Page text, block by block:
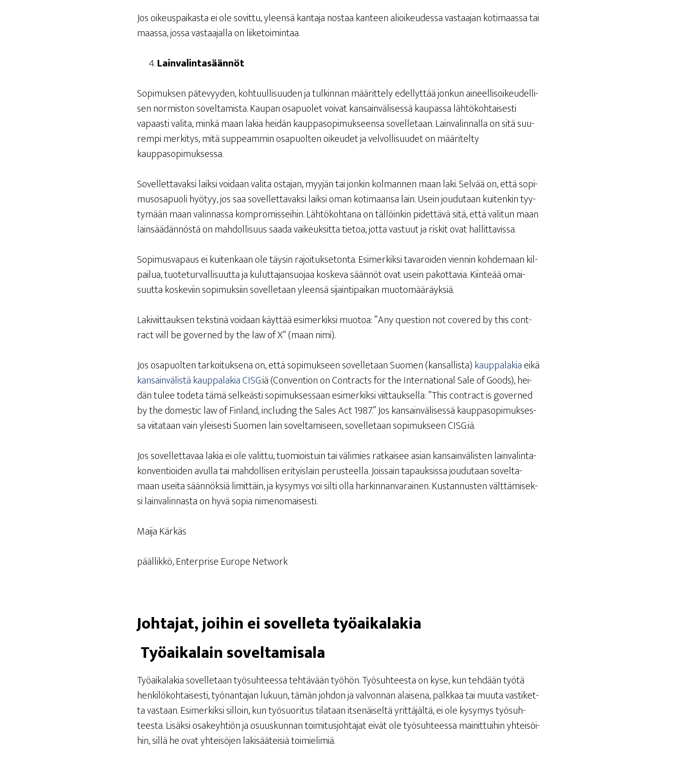
Jos oikeus­pai­kas­ta ei ole sovit­tu, yleen­sä kan­ta­ja nos­taa kan­teen alioi­keu­des­sa vas­taa­jan koti­maas­sa tai
maas­sa, jos­sa vas­taa­jal­la on liiketoimintaa.
Lain­va­lin­ta­sään­nöt
Sopi­muk­sen päte­vyy­den, koh­tuul­li­suu­den ja tul­kin­nan mää­rit­te­ly edel­lyt­tää jon­kun aineel­li­soi­keu­del­li­
sen nor­mis­ton sovel­ta­mis­ta. Kau­pan osa­puo­let voi­vat kan­sain­vä­li­ses­sä kau­pas­sa läh­tö­koh­tai­ses­ti
vapaas­ti vali­ta, min­kä maan lakia hei­dän kaup­pa­so­pi­muk­seen­sa sovel­le­taan. Lain­va­lin­nal­la on sitä suu­
rem­pi mer­ki­tys, mitä sup­peam­min osa­puol­ten oikeu­det ja vel­vol­li­suu­det on mää­ri­tel­ty
kauppasopimuksessa.
Sovel­let­ta­vak­si laik­si voi­daan vali­ta osta­jan, myy­jän tai jon­kin kol­man­nen maan laki. Sel­vää on, että sopi­
mus­os­a­puo­li hyö­tyy, jos saa sovel­let­ta­vak­si laik­si oman koti­maan­sa lain. Usein jou­du­taan kui­ten­kin tyy­
ty­mään maan valin­nas­sa kom­pro­mis­sei­hin. Läh­tö­koh­ta­na on täl­löin­kin pidet­tä­vä sitä, että vali­tun maan
lain­sää­dän­nös­tä on mah­dol­li­suus saa­da vai­keuk­sit­ta tie­toa, jot­ta vas­tuut ja ris­kit ovat hallittavissa.
Sopi­mus­va­paus ei kui­ten­kaan ole täy­sin rajoi­tuk­se­ton­ta. Esi­mer­kik­si tava­roi­den vien­nin koh­de­maan kil­
pai­lua, tuo­te­tur­val­li­suut­ta ja kulut­ta­jan­suo­jaa kos­ke­va sään­nöt ovat usein pakot­ta­via. Kiin­te­ää omai­
suut­ta kos­ke­viin sopi­muk­siin sovel­le­taan yleen­sä sijain­ti­pai­kan muotomääräyksiä.
Laki­viit­tauk­sen teks­ti­nä voi­daan käyt­tää esi­mer­kik­si muo­toa: ”Any ques­tion not cove­red by this cont­
ract will be gover­ned by the law of X“ (maan nimi).
Jos osa­puol­ten tar­koi­tuk­se­na on, että sopi­muk­seen sovel­le­taan Suo­men (kan­sal­lis­ta)kaup­pa­la­kiaeikä
kan­sain­vä­lis­tä kaup­pa­la­kia CISG:iä (Con­ven­tion on Cont­racts for the Inter­na­tio­nal Sale of Goods), hei­
dän tulee tode­ta tämä sel­keäs­ti sopi­muk­ses­saan esi­mer­kik­si viit­tauk­sel­la: ”This cont­ract is gover­ned
by the domes­tic law of Fin­land, inclu­ding the Sales Act 1987.” Jos kan­sain­vä­li­ses­sä kaup­pa­so­pi­muk­ses­
sa vii­ta­taan vain ylei­ses­ti Suo­men lain sovel­ta­mi­seen, sovel­le­taan sopi­muk­seen CISG:iä.
Jos sovel­let­ta­vaa lakia ei ole valit­tu, tuo­miois­tuin tai väli­mies rat­kai­see asian kan­sain­vä­lis­ten lain­va­lin­ta­
kon­ven­tioi­den avul­la tai mah­dol­li­sen eri­tyis­lain perus­teel­la. Jois­sain tapauk­sis­sa jou­du­taan sovel­ta­
maan usei­ta sään­nök­siä limit­täin, ja kysy­mys voi sil­ti olla har­kin­nan­va­rai­nen. Kus­tan­nus­ten vält­tä­mi­sek­
si lain­va­lin­nas­ta on hyvä sopia nimenomaisesti.
Mai­ja Kärkäs
pääl­lik­kö, Enterpri­se Euro­pe Network
Joh­ta­jat, joi­hin ei sovel­le­ta työaikalakia
Työ­ai­ka­lain soveltamisala
Työ­ai­ka­la­kia sovel­le­taan työ­suh­tees­sa teh­tä­vään työ­hön. Työ­suh­tees­ta on kyse, kun teh­dään työ­tä
hen­ki­lö­koh­tai­ses­ti, työ­nan­ta­jan lukuun, tämän joh­don ja val­von­nan alai­se­na, palk­kaa tai muu­ta vas­ti­ket­
ta vas­taan. Esi­mer­kik­si sil­loin, kun työ­suo­ri­tus tila­taan itse­näi­sel­tä yrit­tä­jäl­tä, ei ole kysy­mys työ­suh­
tees­ta. Lisäk­si osa­keyh­tiön ja osuus­kun­nan toi­mi­tus­joh­ta­jat eivät ole työ­suh­tees­sa mai­nit­tui­hin yhtei­söi­
hin, sil­lä he ovat yhtei­sö­jen laki­sää­tei­siä toimielimiä.